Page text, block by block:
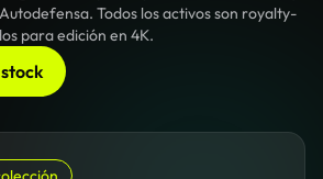
Todos los activos son royalty-
para edición en 4K.